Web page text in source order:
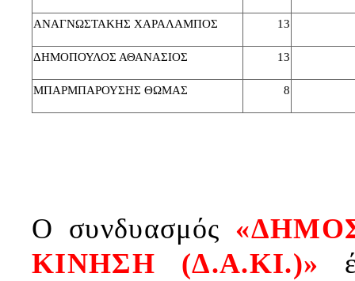
ΑΝΑΓΝΩΣΤΑΚΗΣ ΧΑΡΑΛΑΜΠΟΣ 13
ΔΗΜΟΠΟΥΛΟΣ ΑΘΑΝΑΣΙΟΣ 13
ΜΠΑΡΜΠΑΡΟΥΣΗΣ ΘΩΜΑΣ 8
Ο συνδυασμός
ΚΙΝΗΣΗ (Δ.Α.ΚΙ.)»